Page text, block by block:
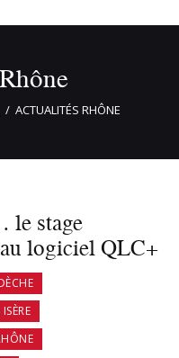
ACTUALITÉS RHÔNE
le stage
logiciel QLC+